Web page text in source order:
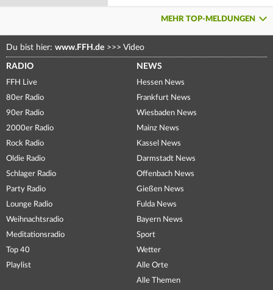
MEHR TOP-MELDUNGEN
Du bist hier: www.FFH.de >>> Video
RADIO
FFH Live
80er Radio
90er Radio
2000er Radio
Rock Radio
Oldie Radio
Schlager Radio
Party Radio
Lounge Radio
Weihnachtsradio
Meditationsradio
Top 40
Playlist
NEWS
Hessen News
Frankfurt News
Wiesbaden News
Mainz News
Kassel News
Darmstadt News
Offenbach News
Gießen News
Fulda News
Bayern News
Sport
Wetter
Alle Orte
Alle Themen